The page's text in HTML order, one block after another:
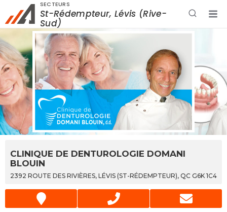
Rechercher à proximité - Entreprise / Rabais /
Services
SECTEURS
St-Rédempteur, Lévis (Rive-
Sud)
CLINIQUE DE DENTUROLOGIE DOMANI
BLOUIN
2392 ROUTE DES RIVIÈRES, LÉVIS (ST-RÉDEMPTEUR), QC G6K 1C4